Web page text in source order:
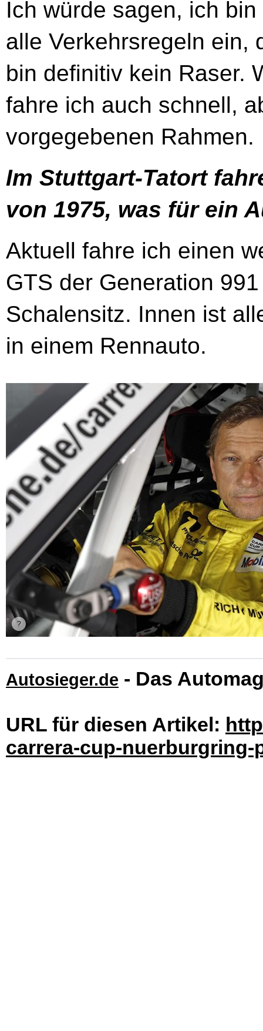
Ich würde sagen, ich
alle Verkehrsregeln ein,
bin definitiv kein Raser.
fahre ich auch schnell,
vorgegebenen Rahmen.
Im Stuttgart-Tatort
von 1975, was für ein
Aktuell fahre ich einen
GTS der Generation
Schalensitz. Innen ist
in einem Rennauto.
Autosieger.de - Das
URL für diesen Artikel:
carrera-cup-nuerburgring-